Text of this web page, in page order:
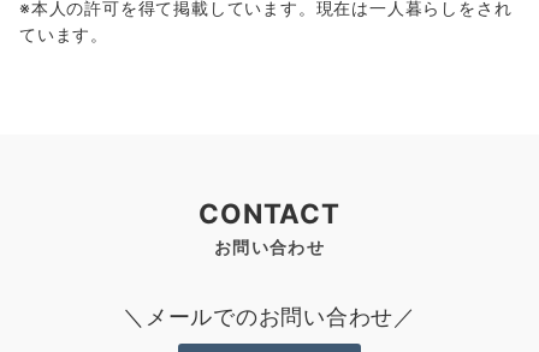
※本人の許可を得て掲載しています。現在は一人暮らしをされ
ています。
CONTACT
お問い合わせ
＼メールでのお問い合わせ／